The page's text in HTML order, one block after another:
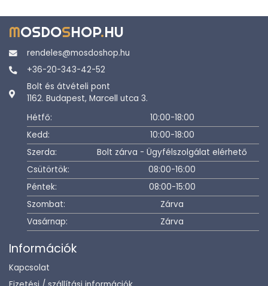
MOSDOSHOP.HU
rendeles@mosdoshop.hu
+36-20-343-42-52
Bolt és átvételi pont
1162. Budapest, Marcell utca 3.
Hétfő:
10:00-18:00
Kedd:
10:00-18:00
Szerda:
Bolt zárva - Ügyfélszolgálat elérhető
Csütörtök:
08:00-16:00
Péntek:
08:00-15:00
Szombat:
Zárva
Vasárnap:
Zárva
Információk
Kapcsolat